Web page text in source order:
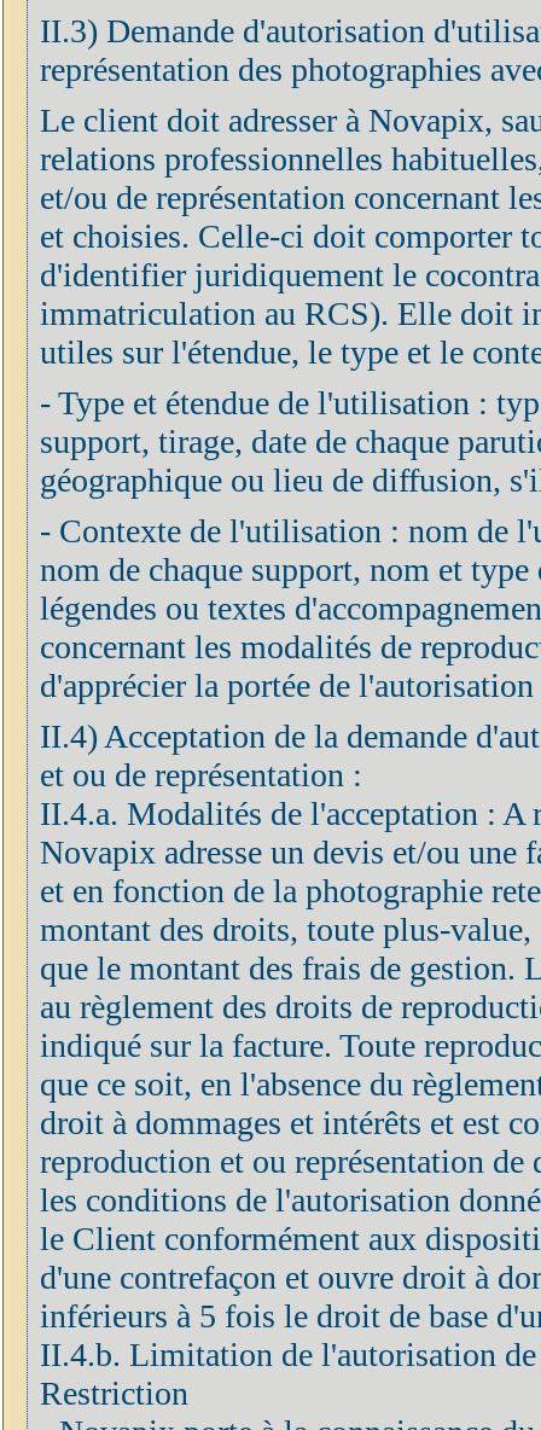
II.3) Demande d'autorisation
représentation des photographies
Le client doit adresser à Novapix,
relations professionnelles
et/ou de représentation concernant
et choisies. Celle-ci doit comporter
d'identifier juridiquement le
immatriculation au RCS). Elle doit
utiles sur l'étendue, le type et le
- Type et étendue de l'utilisation :
support, tirage, date de chaque
géographique ou lieu de diffusion,
- Contexte de l'utilisation : nom de
nom de chaque support, nom et
légendes ou textes
concernant les modalités de
d'apprécier la portée de
II.4) Acceptation de la demande
et ou de représentation :
II.4.a. Modalités de l'acceptation : A
Novapix adresse un devis et/ou une
et en fonction de la photographie
montant des droits, toute plus-
que le montant des frais de gestion.
au règlement des droits de
indiqué sur la facture. Toute
que ce soit, en l'absence du
droit à dommages et intérêts et est
reproduction et ou représentation de
les conditions de l'autorisation
le Client conformément aux
d'une contrefaçon et ouvre droit à
inférieurs à 5 fois le droit de base
II.4.b. Limitation de l'autorisation
Restriction